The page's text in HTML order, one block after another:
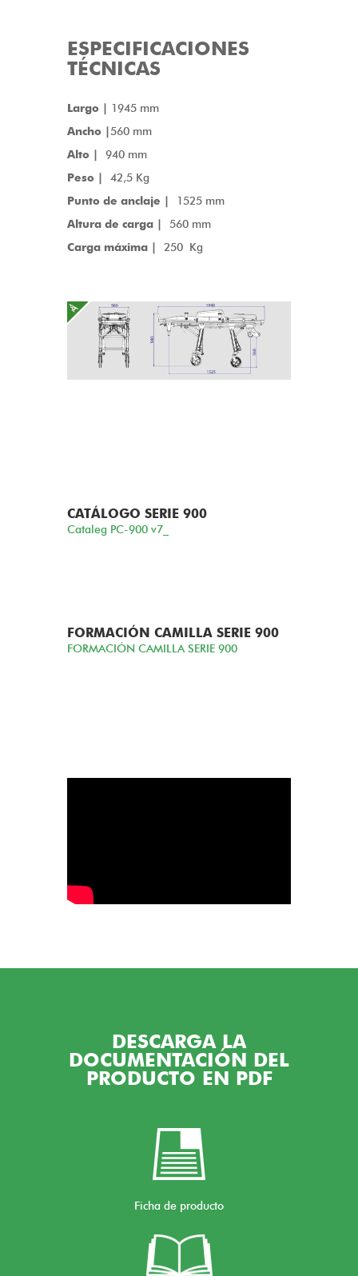
ESPECIFICACIONES
TÉCNICAS
Largo |
1945 mm
Ancho | 560 mm
Alto | 940 mm
Peso | 42,5 Kg
Punto de anclaje |
1525 mm
Altura de carga | 560 mm
Carga máxima | 250 Kg
CATÁLOGO SERIE 900
Cataleg PC-900 v7_
FORMACIÓN CAMILLA SERIE 900
FORMACIÓN CAMILLA SERIE 900
DESCARGA LA
DOCUMENTACIÓN DEL
PRODUCTO EN PDF
Ficha de producto